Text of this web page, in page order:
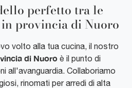
perfetto tra le
provincia di Nuoro
volto alla tua cucina, il nostro
di Nuoroè il punto di
all'avanguardia. Collaboriamo
rinomati per arredi di alta